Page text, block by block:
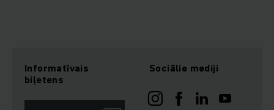
Informatīvais
biļetens
Sociālie mediji